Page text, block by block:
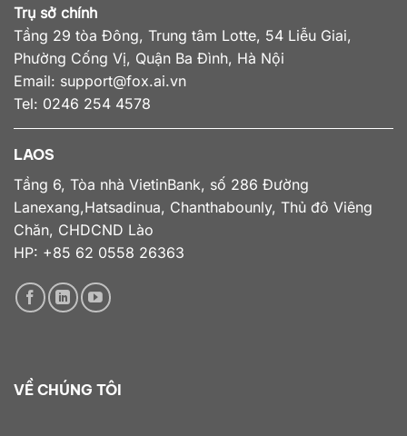
Trụ sở chính
Tầng 29 tòa Đông, Trung tâm Lotte, 54 Liễu Giai,
Phường Cống Vị, Quận Ba Đình, Hà Nội
Email: support@fox.ai.vn
Tel: 0246 254 4578
LAOS
Tầng 6, Tòa nhà VietinBank, số 286 Đường
Lanexang,Hatsadinua, Chanthabounly, Thủ đô Viêng
Chăn, CHDCND Lào
HP: +85 62 0558 26363
VỀ CHÚNG TÔI